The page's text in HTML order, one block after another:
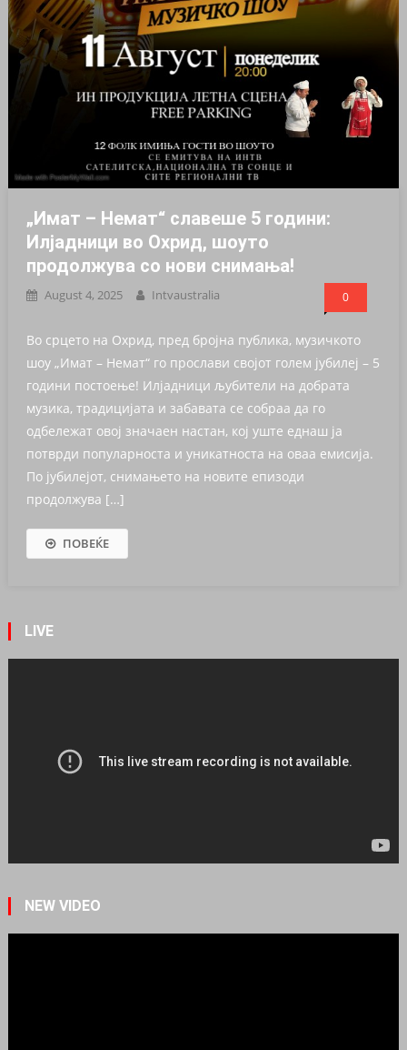
„Имат – Немат“ славеше 5 години:
Илјадници во Охрид, шоуто
продолжува со нови снимања!
August 4, 2025 Intvaustralia 0
Во срцето на Охрид, пред бројна публика, музичкото
шоу „Имат – Немат“ го прослави својот голем јубилеј – 5
години постоење! Илјадници љубители на добрата
музика, традицијата и забавата се собраа да го
одбележат овој значаен настан, кој уште еднаш ја
потврди популарноста и уникатноста на оваа емисија.
По јубилејот, снимањето на новите епизоди
продолжува […]
ПОВЕЌЕ
LIVE
NEW VIDEO